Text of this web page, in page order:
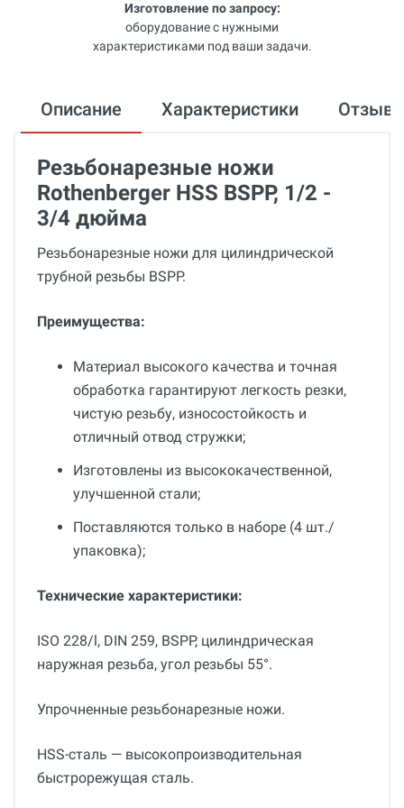
Изготовление по запросу:
оборудование с нужными
характеристиками под ваши задачи.
Описание Характеристики
Резьбонарезные ножи
Rothenberger HSS BSPP, 1/2 -
3/4 дюйма
Резьбонарезные ножи для цилиндрической
трубной резьбы BSPP.
Преимущества:
Материал высокого качества и точная
обработка гарантируют легкость резки,
чистую резьбу, износостойкость и
отличный отвод стружки;
Изготовлены из высококачественной,
улучшенной стали;
Поставляются только в наборе (4 шт./
упаковка);
Технические характеристики:
ISO 228/l, DIN 259, BSPP, цилиндрическая
наружная резьба, угол резьбы 55°.
Упрочненные резьбонарезные ножи.
HSS-сталь — высокопроизводительная
быстрорежущая сталь.